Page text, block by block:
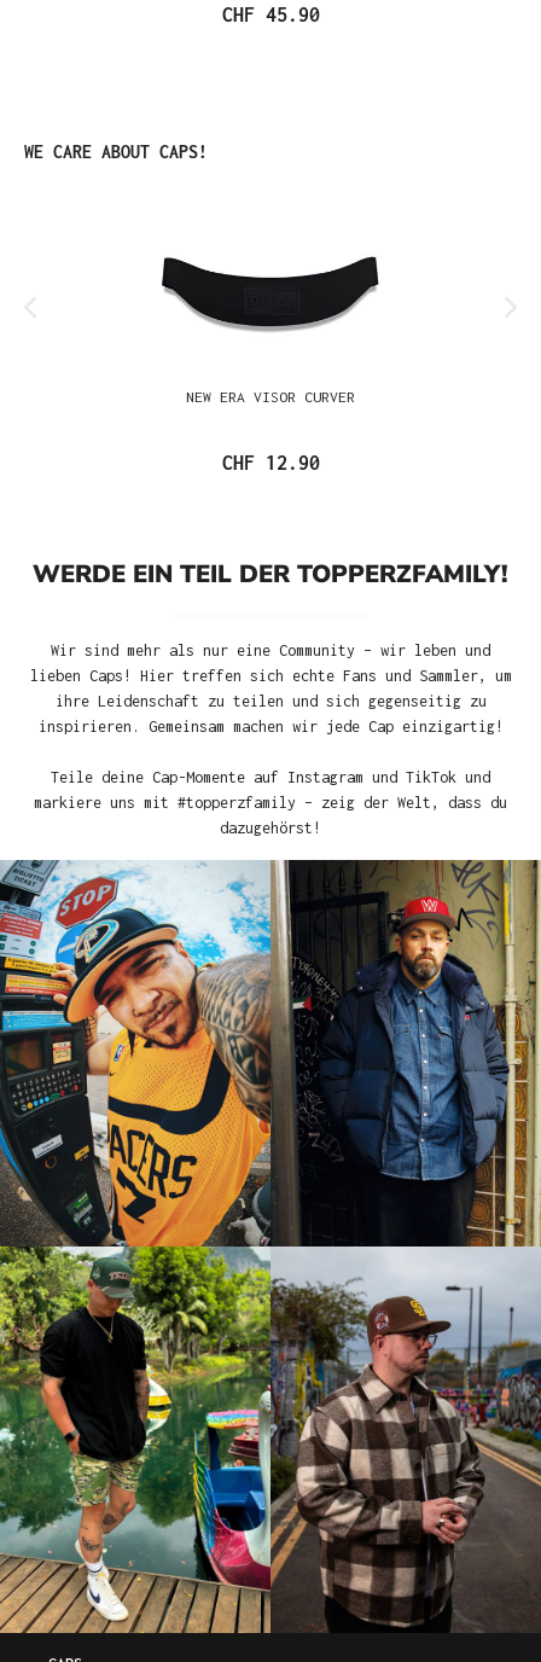
CHF 45.90
Produktgalerie überspringen
WE CARE ABOUT CAPS!
NEW ERA VISOR CURVER
CHF 12.90
WERDE EIN TEIL DER TOPPERZFAMILY!
Wir sind mehr als nur eine Community – wir leben und
lieben Caps! Hier treffen sich echte Fans und Sammler, um
ihre Leidenschaft zu teilen und sich gegenseitig zu
inspirieren. Gemeinsam machen wir jede Cap einzigartig!
Teile deine Cap-Momente auf Instagram und TikTok und
markiere uns mit #topperzfamily – zeig der Welt, dass du
dazugehörst!